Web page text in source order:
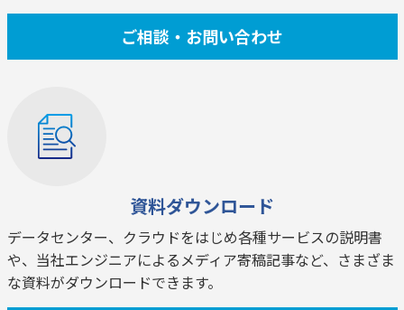
ご相談・お問い合わせ
資料ダウンロード
データセンター、クラウドをはじめ各種サービスの説明書
や、当社エンジニアによるメディア寄稿記事など、さまざま
な資料がダウンロードできます。